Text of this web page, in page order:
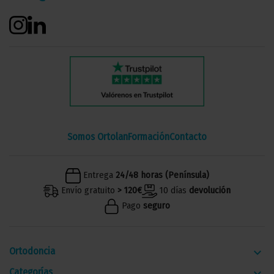
Somos OrtolanFormaciónContacto
Entrega 24/48 horas (Península)
Envío gratuito > 120€ 10 días devolución
Pago seguro
Ortodoncia keyboard_arrow_down